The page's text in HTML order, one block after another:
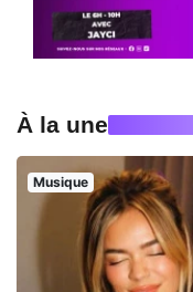
À la une
Musique